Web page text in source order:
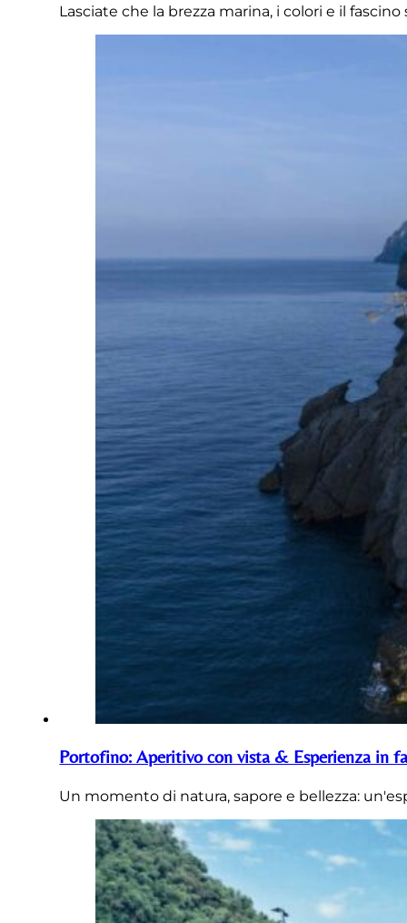
Lasciate che la brezza marina, i colori e il
Portofino: Aperitivo con vista & Esperienza in
Un momento di natura, sapore e bellezza: